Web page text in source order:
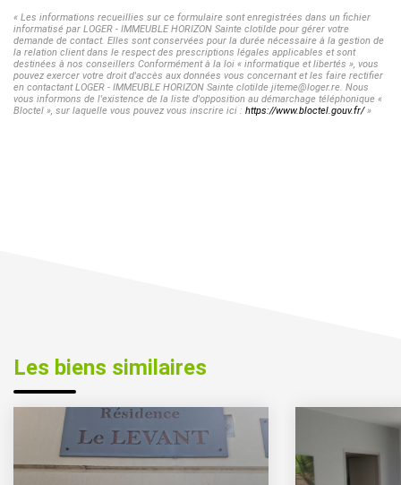
« Les informations recueillies sur ce formulaire sont enregistrées dans un fichier
informatisé par LOGER - IMMEUBLE HORIZON Sainte clotilde pour gérer votre
demande de contact. Elles sont conservées pour la durée nécessaire à la gestion de
la relation client dans le respect des prescriptions légales applicables et sont
destinées à nos conseillers Conformément à la loi « informatique et libertés », vous
pouvez exercer votre droit d'accès aux données vous concernant et les faire rectifier
en contactant LOGER - IMMEUBLE HORIZON Sainte clotilde jiteme@loger.re. Nous
vous informons de l'existence de la liste d'opposition au démarchage téléphonique «
Bloctel », sur laquelle vous pouvez vous inscrire ici : https://www.bloctel.gouv.fr/»
Les biens similaires